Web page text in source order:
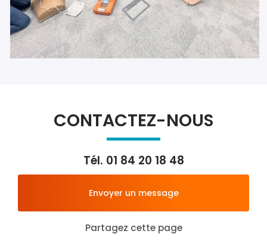
CONTACTEZ-NOUS
Tél. 01 84 20 18 48
Envoyer un message
Partagez cette page